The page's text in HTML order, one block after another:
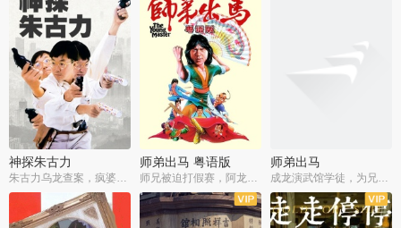
神探朱古力
朱古力乌龙查案，疯婆子神助攻
师弟出马 粤语版
师兄被迫打假赛，阿龙追查斗黑帮
师弟出马
成龙演武馆学徒，为兄搏命战黑道